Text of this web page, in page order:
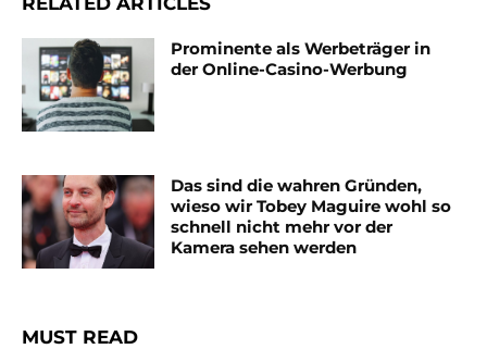
Prominente als Werbeträger in
der Online-Casino-Werbung
Das sind die wahren Gründen,
wieso wir Tobey Maguire wohl so
schnell nicht mehr vor der
Kamera sehen werden
MUST READ